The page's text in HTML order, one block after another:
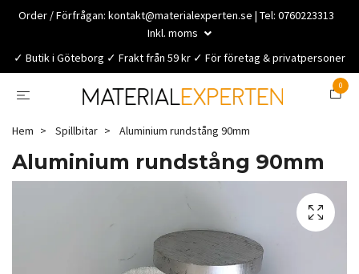
Order / Förfrågan: kontakt@materialexperten.se | Tel: 0760223313
Inkl. moms
✓ Butik i Göteborg ✓ Frakt från 59 kr ✓ För företag & privatpersoner
0
Hem Spillbitar Aluminium rundstång 90mm
Aluminium rundstång 90mm